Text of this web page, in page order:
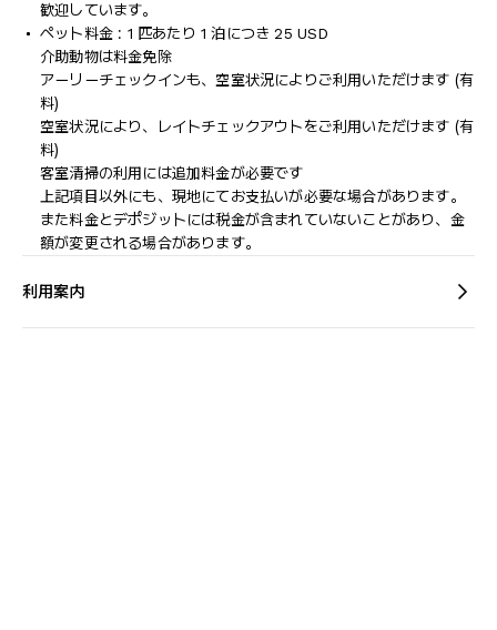
歓迎しています。
ペット料金 : 1 匹あたり 1 泊につき 25 USD
介助動物は料金免除
アーリーチェックインも、空室状況によりご利用いただけます (有
料)
空室状況により、レイトチェックアウトをご利用いただけます (有
料)
客室清掃の利用には追加料金が必要です
上記項目以外にも、現地にてお支払いが必要な場合があります。
また料金とデポジットには税金が含まれていないことがあり、金
額が変更される場合があります。
利用案内